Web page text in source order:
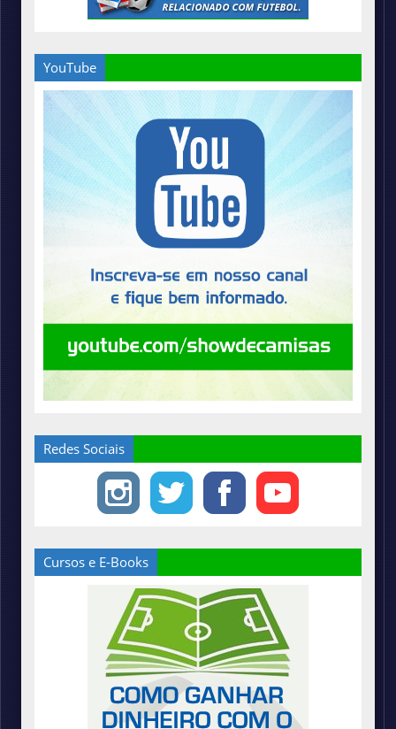
YouTube
Redes Sociais
Cursos e E-Books